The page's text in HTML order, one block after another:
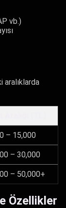
vb.)
aralıklarda
– 15,000
– 30,000
– 50,000+
Özellikler